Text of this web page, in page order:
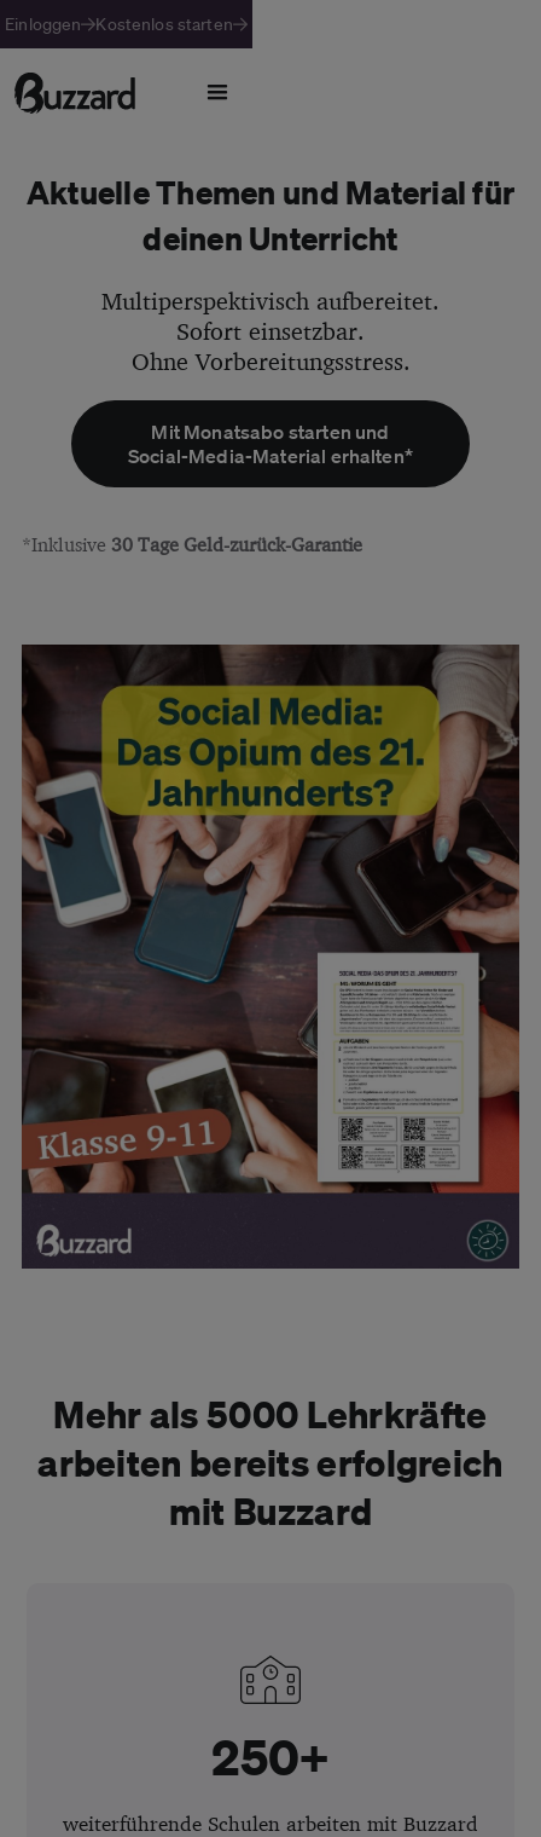
Einloggen Kostenlos starten
Aktuelle Themen und Material für
deinen Unterricht
Multiperspektivisch aufbereitet.
Sofort einsetzbar.
Ohne Vorbereitungsstress.
Mit Monatsabo starten und
Social-Media-Material erhalten*
*Inklusive 30 Tage Geld-zurück-Garantie
Mehr als 5000 Lehrkräfte
arbeiten bereits erfolgreich
mit Buzzard
250+
weiterführende Schulen arbeiten mit Buzzard